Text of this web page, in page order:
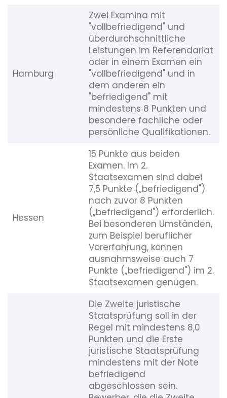
Hamburg
Zwei Examina mit
"vollbefriedigend" und
überdurchschnittliche
Leistungen im Referendariat
oder in einem Examen ein
"vollbefriedigend" und in
dem anderen ein
"befriedigend" mit
mindestens 8 Punkten und
besondere fachliche oder
persönliche Qualifikationen.
Hessen
15 Punkte aus beiden
Examen. Im 2.
Staatsexamen sind dabei
7,5 Punkte („befriedigend")
nach zuvor 8 Punkten
(„befriedigend") erforderlich.
Bei besonderen Umständen,
zum Beispiel beruflicher
Vorerfahrung, können
ausnahmsweise auch 7
Punkte („befriedigend") im 2.
Staatsexamen genügen.
Die Zweite juristische
Staatsprüfung soll in der
Regel mit mindestens 8,0
Punkten und die Erste
juristische Staatsprüfung
mindestens mit der Note
befriedigend
abgeschlossen sein.